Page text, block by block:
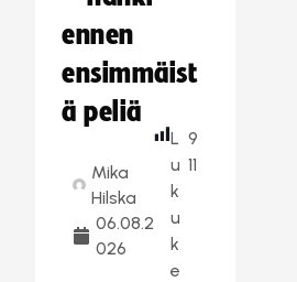
ennen
ensimmäist
ä peliä
Mika
Hilska
06.08.2
026
L
u
k
u
k
e
9
11